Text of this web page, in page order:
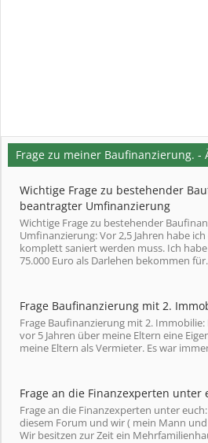
Frage zu meiner Baufinanzierung. -
Wichtige Frage zu bestehender
beantragter Umfinanzierung
Wichtige Frage zu bestehender
Umfinanzierung: Vor 2,5 Jahren habe
komplett saniert werden muss. Ich
75.000 Euro als Darlehen bekommen
Frage Baufinanzierung mit 2.
Frage Baufinanzierung mit 2.
vor 5 Jahren über meine Eltern eine
meine Eltern als Vermieter. Es war
Frage an die Finanzexperten unter
Frage an die Finanzexperten unter
diesem Forum und wir ( mein Mann
Wir besitzen zur Zeit ein